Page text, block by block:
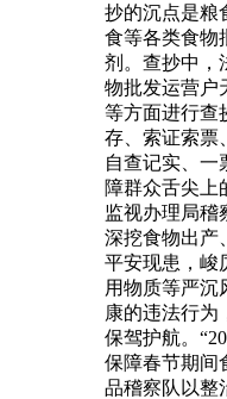
抄的沉点是粮
食等各类食物
剂。查抄中，
物批发运营户
等方面进行查
存、索证索票
自查记实、一
障群众舌尖上
监视办理局稽
深挖食物出产
平安现患，峻
用物质等严沉
康的违法行为
保驾护航。
保障春节期间
品稽察队以整